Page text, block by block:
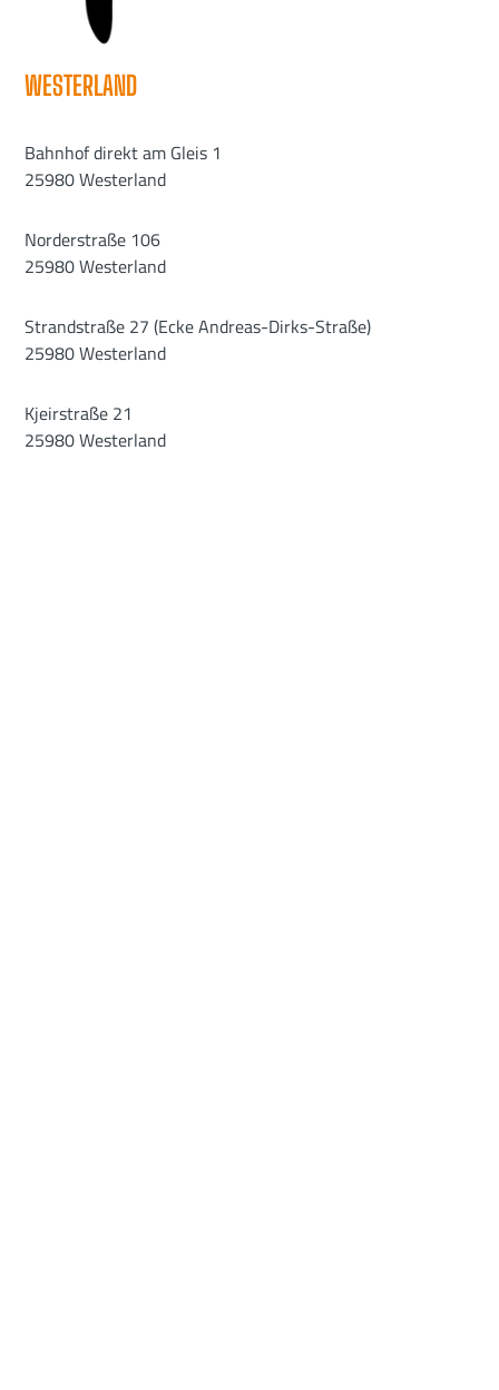
WESTERLAND
Bahnhof direkt am Gleis 1
25980 Westerland
Norderstraße 106
25980 Westerland
Strandstraße 27 (Ecke Andreas-Dirks-Straße)
25980 Westerland
Kjeirstraße 21
25980 Westerland